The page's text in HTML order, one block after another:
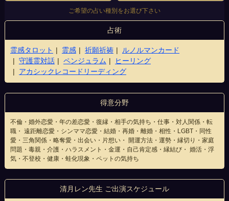
ご希望の占い種別をお選び下さい
占術
霊感タロット 霊感 祈願祈祷
ルノルマンカード
守護霊対話
ペンジュラム
ヒーリング
アカシックレコードリーディング
得意分野
不倫・婚外恋愛・年の差恋愛・復縁・相手の気持ち・仕事・対人関係・転
職・ 遠距離恋愛・シンママ恋愛・結婚・再婚・離婚・相性・LGBT・同性
愛・三角関係・略奪愛・出会い・片想い・ 開運方法・運勢・縁切り・家庭
問題・毒親・介護・ハラスメント・金運・自己肯定感・縁結び・ 婚活・浮
気・不登校・健康・蛙化現象・ペットの気持ち
清月レン先生 ご出演スケジュール